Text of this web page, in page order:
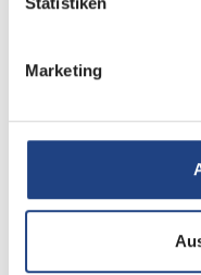
Marketing
Einen sicheren
Wir freuen